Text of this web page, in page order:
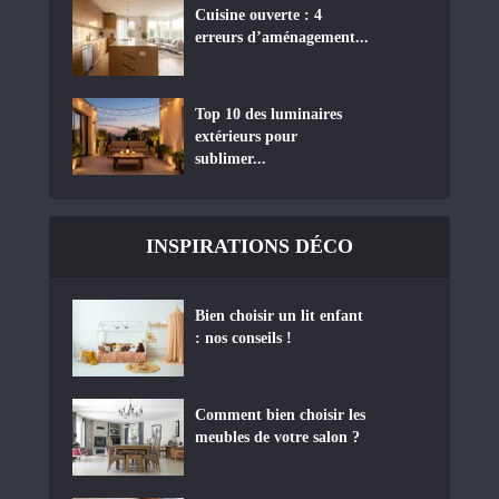
Cuisine ouverte : 4
erreurs d’aménagement...
Top 10 des luminaires
extérieurs pour
sublimer...
INSPIRATIONS DÉCO
Bien choisir un lit enfant
: nos conseils !
Comment bien choisir les
meubles de votre salon ?